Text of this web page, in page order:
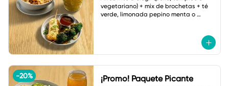
vegetariano) + mix de brochetas + té
verde, limonada pepino menta o
-20% ¡Promo! Paquete Picante